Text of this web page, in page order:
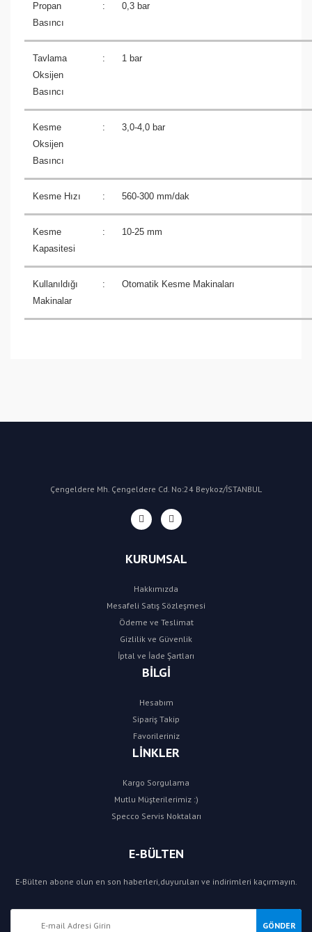
Propan
Basıncı
: 0,3 bar
Tavlama
Oksijen
Basıncı
: 1 bar
Kesme
Oksijen
Basıncı
: 3,0-4,0 bar
Kesme Hızı : 560-300 mm/dak
Kesme
Kapasitesi
: 10-25 mm
Kullanıldığı
Makinalar
: Otomatik Kesme Makinaları
Çengeldere Mh. Çengeldere Cd. No:24 Beykoz/İSTANBUL
KURUMSAL
Hakkımızda
Mesafeli Satış Sözleşmesi
Ödeme ve Teslimat
Gizlilik ve Güvenlik
İptal ve İade Şartları
BİLGİ
Hesabım
Sipariş Takip
Favorileriniz
LİNKLER
Kargo Sorgulama
Mutlu Müşterilerimiz :)
Specco Servis Noktaları
E-BÜLTEN
E-Bülten abone olun en son haberleri,duyuruları ve indirimleri kaçırmayın.
GÖNDER